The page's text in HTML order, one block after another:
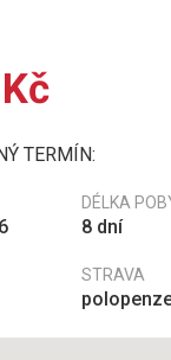
TERMÍN:
DÉLKA
8 dní
STRAVA